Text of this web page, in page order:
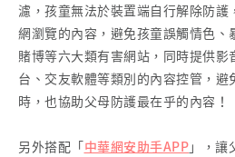
濾，孩童無法於裝置端自行解除防
網瀏覽的內容，避免孩童誤觸情色
賭博等六大類有害網站，同時提供
台、交友軟體等類別的內容控管，避
時，也協助父母防護最在乎的內容！
另外搭配「中華網安助手APP」，讓